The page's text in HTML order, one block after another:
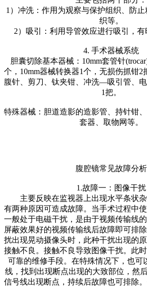
1）冲洗：作用为观察与保护组织、防
织等。
2）吸引：利用导管效应进行吸引，有
4. 手术器械系统
胆囊切除基本器械：10mm套管针
个，10mm器械转换器1个，无损伤抓钳2
腹针、剪刀、钛夹钳、冲洗—吸引管、
1把。
特殊器械：胆道造影的造影管、持针钳
套器、取物网等。
腹腔镜常见故障分析
1.故障一：图像干扰
主要反映在监视器上出现水平条状杂
有两种原因可造成故障。当手术过程中
一般处于电磁干扰，是由于视频传输线
屏蔽效果好的视频传输线后故障即可排
扰出现晃动摄像头时，此种干扰出现的
接触不良。接触不良导致图像干扰。此
可靠的维修手段。在特殊情况下，也可
线，找到出现断点出现的大致部位，然
信号线出现断点，持续后故障也可排除